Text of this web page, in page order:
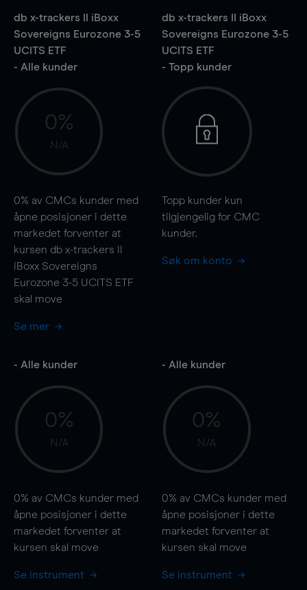
db x-trackers II iBoxx
Sovereigns Eurozone 3-5
UCITS ETF
- Alle kunder
0%
N/A
0% av CMCs kunder med
åpne posisjoner i dette
markedet forventer at
kursen db x-trackers II
iBoxx Sovereigns
Eurozone 3-5 UCITS ETF
skal move
Se mer
db x-trackers II iBoxx
Sovereigns Eurozone 3-5
UCITS ETF
- Topp kunder
Topp kunder kun
tilgjengelig for CMC
kunder.
Søk om konto
- Alle kunder
0%
N/A
0% av CMCs kunder med
åpne posisjoner i dette
markedet forventer at
kursen skal move
Se instrument
- Alle kunder
0%
N/A
0% av CMCs kunder med
åpne posisjoner i dette
markedet forventer at
kursen skal move
Se instrument